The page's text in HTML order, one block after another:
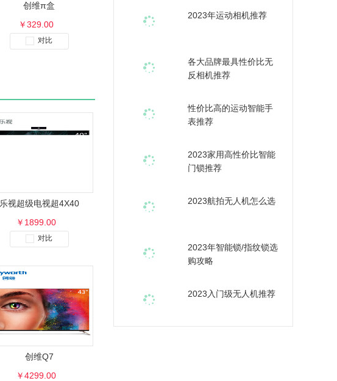
创维π盒
￥329.00
对比
乐视超级电视超4X40
￥1899.00
对比
创维Q7
￥4299.00
2023年运动相机推荐
各大品牌最具性价比无
反相机推荐
性价比高的运动智能手
表推荐
2023家用高性价比智能
门锁推荐
2023航拍无人机怎么选
2023年智能锁/指纹锁选
购攻略
2023入门级无人机推荐